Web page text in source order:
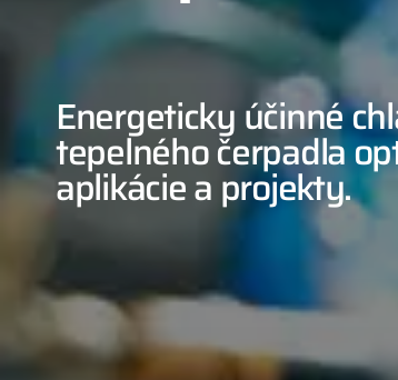
Energeticky účinné
tepelného čerpadla
aplikácie a projekty.